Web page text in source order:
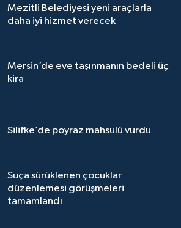
Mezitli Belediyesi yeni araçlarla
daha iyi hizmet verecek
Mersin’de eve taşınmanın bedeli üç
kira
Silifke’de poyraz mahsulü vurdu
Suça sürüklenen çocuklar
düzenlemesi görüşmeleri
tamamlandı